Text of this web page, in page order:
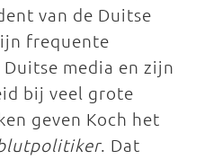
van de Duitse
frequente
media en zijn
bij veel grote
geven Koch het
. Dat